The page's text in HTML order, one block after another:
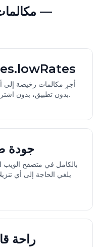
بدون تطبيق، بدون اشتراك. أقل الأسعار إلى أفغانستان.
جودة
يلغي الحاجة إلى أي
راحة